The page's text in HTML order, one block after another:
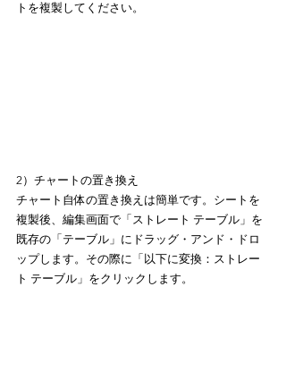
トを複製してください。
2）チャートの置き換え
チャート自体の置き換えは簡単です。シートを
複製後、編集画面で「ストレート テーブル」を
既存の「テーブル」にドラッグ・アンド・ドロ
ップします。その際に「以下に変換：ストレー
ト テーブル」をクリックします。